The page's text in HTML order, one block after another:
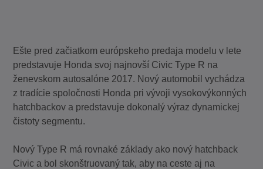
Ešte pred začiatkom európskeho predaja modelu v lete
predstavuje Honda svoj najnovší Civic Type R na
ženevskom autosalóne 2017. Nový automobil vychádza
z tradície spoločnosti Honda pri vývoji vysokovýkonných
hatchbackov a predstavuje dokonalý výraz dynamickej
čistoty segmentu.
Nový Type R má rovnaké základy ako nový hatchback
Civic a bol skonštruovaný tak, aby na ceste aj na